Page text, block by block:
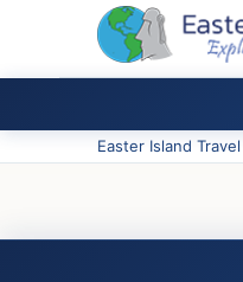
Easter Island Travel